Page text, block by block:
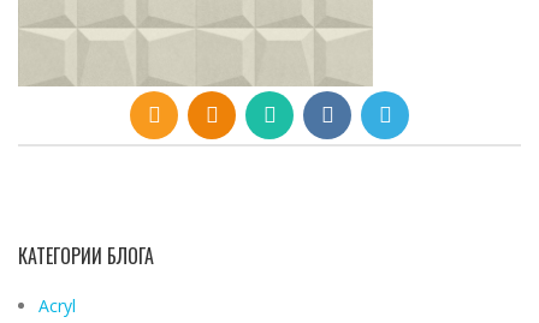
КАТЕГОРИИ БЛОГА
Acryl